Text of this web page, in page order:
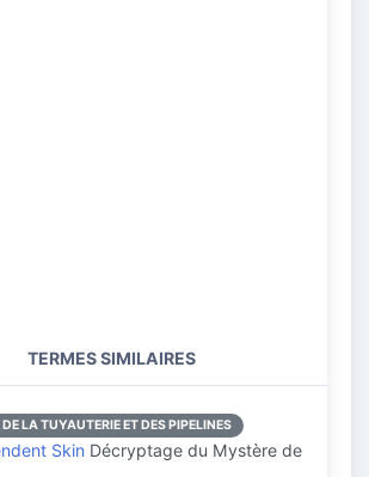
TERMES SIMILAIRES
DE LA TUYAUTERIE ET DES PIPELINES
Skin Décryptage du Mystère de